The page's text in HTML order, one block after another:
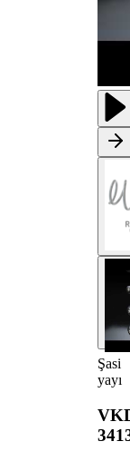
Şasi
yayı